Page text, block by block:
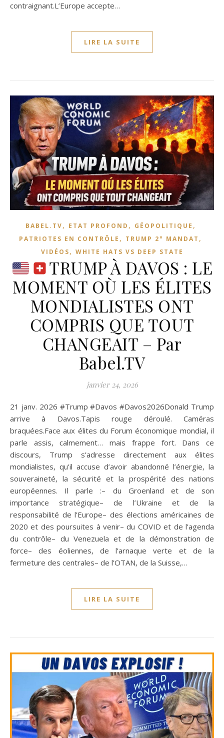
contraignant.L’Europe accepte…
LIRE LA SUITE
BABEL.TV, ETAT PROFOND , GÉOPOLITIQUE ,
PATRIOTES EN CONTRÔLE , TRUMP 2° MANDAT ,
VIDÉOS, WHITE HATS VS DEEP STATE
TRUMP À DAVOS : LE
MOMENT OÙ LES ÉLITES
MONDIALISTES ONT
COMPRIS QUE TOUT
CHANGEAIT – Par
Babel.TV
janvier 24, 2026
21 janv. 2026 #Trump #Davos #Davos2026Donald Trump
arrive à Davos.Tapis rouge déroulé. Caméras
braquées.Face aux élites du Forum économique mondial, il
parle assis, calmement… mais frappe fort. Dans ce
discours, Trump s’adresse directement aux élites
mondialistes, qu’il accuse d’avoir abandonné l’énergie, la
souveraineté, la sécurité et la prospérité des nations
européennes. Il parle :– du Groenland et de son
importance stratégique– de l’Ukraine et de la
responsabilité de l’Europe– des élections américaines de
2020 et des poursuites à venir– du COVID et de l’agenda
du contrôle– du Venezuela et de la démonstration de
force– des éoliennes, de l’arnaque verte et de la
fermeture des centrales– de l’OTAN, de la Suisse,…
LIRE LA SUITE